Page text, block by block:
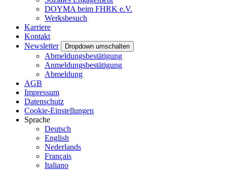
DOYMA beim FHRK e.V.
Werksbesuch
Karriere
Kontakt
Newsletter
Dropdown umschalten
Abmeldungsbestätigung
Anmeldungsbestätigung
Abmeldung
AGB
Impressum
Datenschutz
Cookie-Einstellungen
Sprache
Deutsch
English
Nederlands
Français
Italiano